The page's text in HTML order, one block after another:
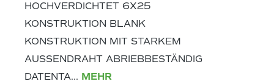
HOCHVERDICHTET 6X25
KONSTRUKTION BLANK
KONSTRUKTION MIT STARKEM
AUSSENDRAHT ABRIEBBESTÄNDIG
DATENTA… MEHR